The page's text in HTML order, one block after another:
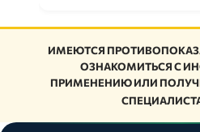
ИМЕЮТСЯ
ОЗНАКОМИТЬСЯ С
ПРИМЕНЕНИЮ ИЛИ